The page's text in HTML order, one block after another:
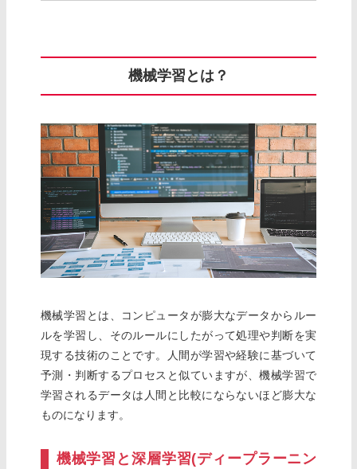
機械学習とは？
機械学習とは、コンピュータが膨大なデータからルー
ルを学習し、そのルールにしたがって処理や判断を実
現する技術のことです。人間が学習や経験に基づいて
予測・判断するプロセスと似ていますが、機械学習で
学習されるデータは人間と比較にならないほど膨大な
ものになります。
機械学習と深層学習(ディープラーニン